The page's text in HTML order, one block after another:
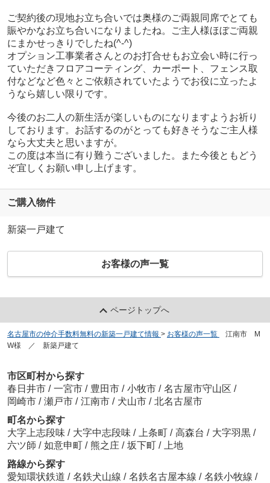
ご契約後の現地お立ち合いでは奥様のご両親同席でとても
賑やかなお立ち合いになりましたね。ご主人様ほぼご両親
にまかせっきりでしたね(^-^)
オプション工事業者さんとのお打合せもお立会い時に行っ
ていただきフロアコーティング、カーポート、フェンス取
付などなど色々とご依頼されていたようでお役に立ったよ
うなら嬉しい限りです。
今後のお二人の新生活が楽しいものになりますようお祈り
しております。お話するのがとっても好きそうなご主人様
なら大丈夫と思いますが。
この度は本当に有り難うございました。また今後ともどう
ぞ宜しくお願い申し上げます。
ご購入物件
新築一戸建て
お客様の声一覧
ページトップへ
名古屋市の仲介手数料無料の新築一戸建て情報 > お客様の声一覧
江南市 M
W様 ／ 新築戸建て
市区町村から探す
春日井市 / 一宮市 / 豊田市 / 小牧市 / 名古屋市守山区 /
岡崎市 / 瀬戸市 / 江南市 / 犬山市 / 北名古屋市
町名から探す
大字上志段味 / 大字中志段味 / 上条町 / 高森台 / 大字羽黒 /
六ツ師 / 如意申町 / 熊之庄 / 坂下町 /
上地
路線から探す
愛知環状鉄道 / 名鉄犬山線 / 名鉄名古屋本線 / 名鉄小牧線 /